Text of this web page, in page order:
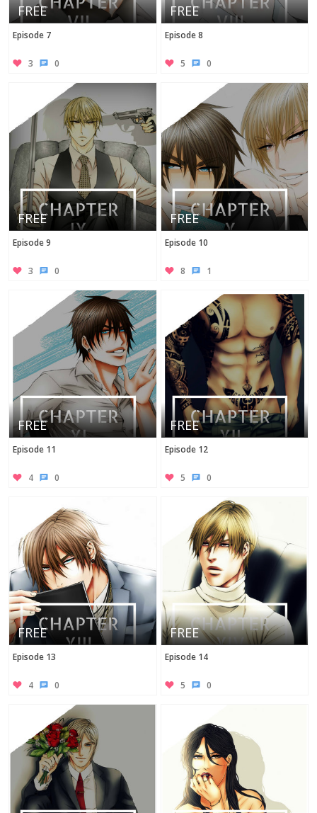
FREE
Episode 7
3 0
FREE
Episode 8
5 0
FREE
Episode 9
3 0
FREE
Episode 10
8 1
FREE
Episode 11
4 0
FREE
Episode 12
5 0
FREE
Episode 13
4 0
FREE
Episode 14
5 0
No category selected